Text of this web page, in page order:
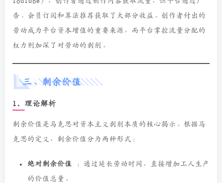
告、会员订阅和算法推荐获取了大部分收益。创作者付出的
劳动成为平台资本增值的重要来源，而平台掌控流量分配的
权力则加深了对劳动的剥削。
三、剩余价值
1. 理论解析
剩余价值是马克思对资本主义剥削本质的核心揭示。根据马
克思的定义，剩余价值分为两种形式：
绝对剩余价值
：通过延长劳动时间，直接增加工人生产
的价值总量。